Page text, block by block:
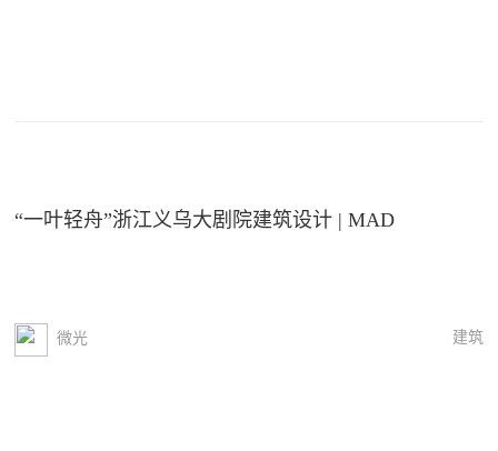
“一叶轻舟”浙江义乌大剧院建筑设计 | MAD
微光 建筑